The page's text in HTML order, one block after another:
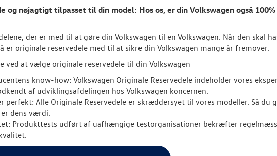
og nøjagtigt tilpasset til din model: Hos os, er din Volkswagen også
der er med til at gøre din Volkswagen til en Volkswagen. Når den skal
er originale reservedele med til at sikre din Volkswagen mange år fremover.
ved at vælge originale reservedele til din Volkswagen
know-how: Volkswagen Originale Reservedele indeholder vores
af udviklingsafdelingen hos Volkswagen koncernen.
perfekt: Alle Originale Reservedele er skræddersyet til vores modeller. Så
dens værdi.
Produkttests udført af uafhængige testorganisationer bekræfter